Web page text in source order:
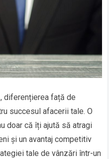
diferențierea față de
succesul afacerii tale. O
doar că îți ajută să atragi
și un avantaj competitiv
tale de vânzări într-un